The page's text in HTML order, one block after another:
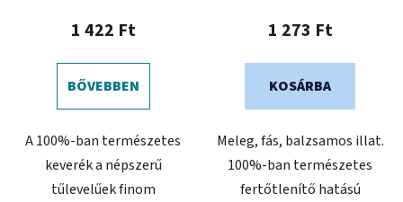
1 422 Ft
BŐVEBBEN
A 100%-ban természetes
keverék a népszerű
tűlevelűek finom
1 273 Ft
KOSÁRBA
Meleg, fás, balzsamos illat.
100%-ban természetes
fertőtlenítő hatású